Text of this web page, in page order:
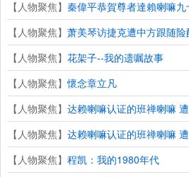
【人物聚焦】 秦偉平恭賀尊者達賴喇嘛九
【人物聚焦】 萧美琴访捷克遭中方跟随
【人物聚焦】 花架子--我的遗嘱故事
【人物聚焦】懷念章立凡
【人物聚焦】 达赖喇嘛认证的班禅喇嘛
【人物聚焦】 达赖喇嘛认证的班禅喇嘛
【人物聚焦】 程凯：我的1980年代